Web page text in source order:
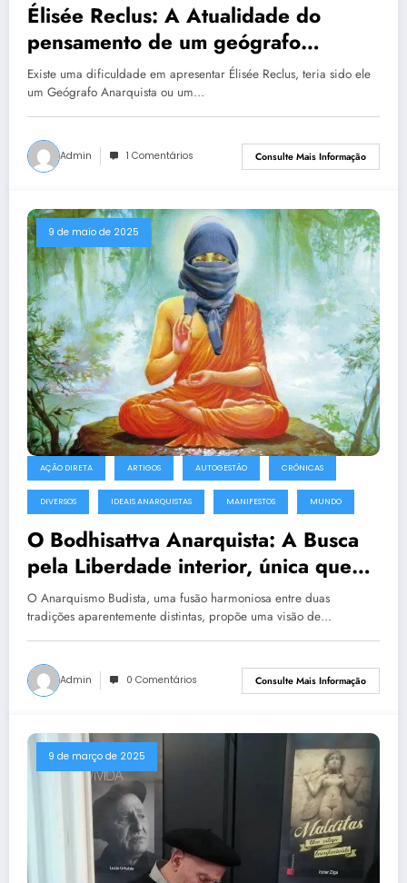
Élisée Reclus: A Atualidade do
pensamento de um geógrafo
anarquista do século XIX e sua
contribuição para a construção de
uma Geografia Libertária para o
século XXI
Existe uma dificuldade em apresentar Élisée Reclus, teria sido ele
um Geógrafo Anarquista ou um…
Admin 1 Comentários Consulte Mais Informação
9 de maio de 2025
AÇÃO DIRETA ARTIGOS AUTOGESTÃO CRÔNICAS
DIVERSOS IDEAIS ANARQUISTAS MANIFESTOS MUNDO
O Bodhisattva Anarquista: A Busca
pela Liberdade interior, única que
de fato liberta
O Anarquismo Budista, uma fusão harmoniosa entre duas
tradições aparentemente distintas, propõe uma visão de…
Admin 0 Comentários Consulte Mais Informação
9 de março de 2025